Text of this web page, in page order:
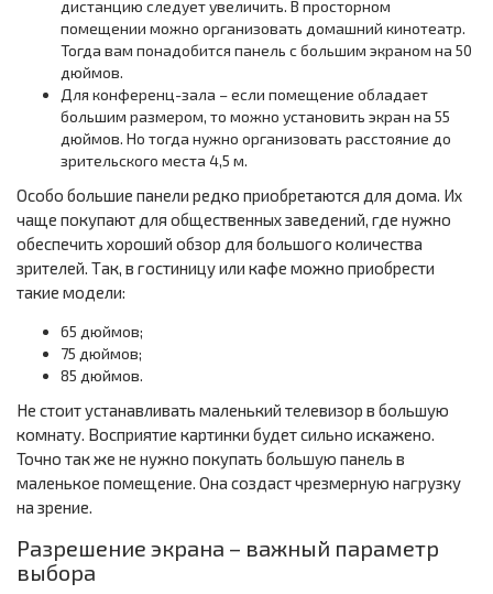
дистанцию следует увеличить. В просторном
помещении можно организовать домашний кинотеатр.
Тогда вам понадобится панель с большим экраном на 50
дюймов.
Для конференц-зала – если помещение обладает
большим размером, то можно установить экран на 55
дюймов. Но тогда нужно организовать расстояние до
зрительского места 4,5 м.
Особо большие панели редко приобретаются для дома. Их
чаще покупают для общественных заведений, где нужно
обеспечить хороший обзор для большого количества
зрителей. Так, в гостиницу или кафе можно приобрести
такие модели:
65 дюймов;
75 дюймов;
85 дюймов.
Не стоит устанавливать маленький телевизор в большую
комнату. Восприятие картинки будет сильно искажено.
Точно так же не нужно покупать большую панель в
маленькое помещение. Она создаст чрезмерную нагрузку
на зрение.
Разрешение экрана – важный параметр
выбора